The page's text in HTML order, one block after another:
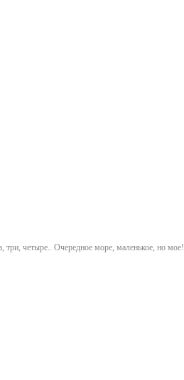
три, четыре.. Очередное море, маленькое, но мое!